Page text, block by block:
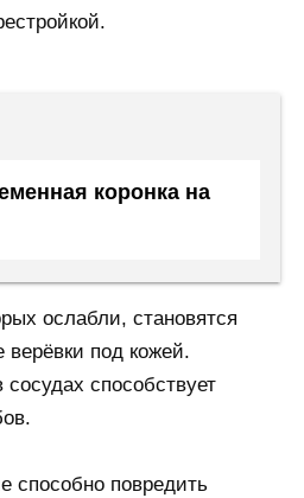
коронка на
ослабли, становятся
верёвки под кожей.
способствует
способно повредить